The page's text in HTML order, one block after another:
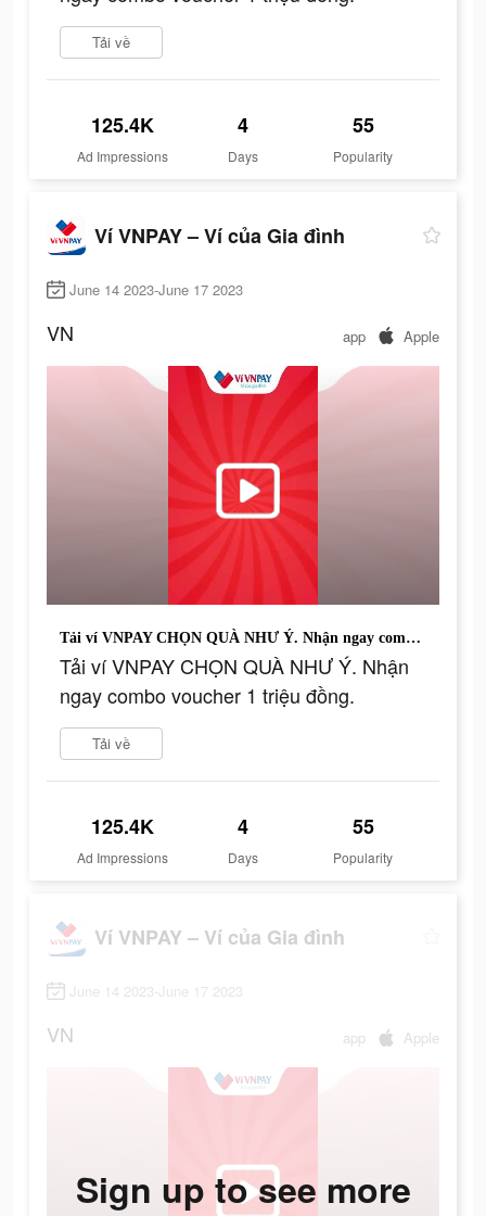
Tải về
125.4K
Ad Impressions
4
Days
55
Popularity
Ví VNPAY – Ví của Gia đình
June 14 2023-June 17 2023
VN app Apple
Tải ví VNPAY CHỌN QUÀ NHƯ Ý. Nhận ngay combo voucher 1 triệu đồng.
Tải ví VNPAY CHỌN QUÀ NHƯ Ý. Nhận
ngay combo voucher 1 triệu đồng.
Tải về
125.4K
Ad Impressions
4
Days
55
Popularity
Ví VNPAY – Ví của Gia đình
June 14 2023-June 17 2023
VN app Apple
Sign up to see more